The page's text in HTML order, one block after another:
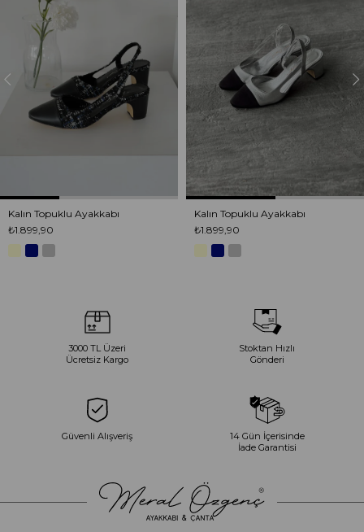
Kalın Topuklu Ayakkabı
₺1.899,90
Kalın Topuklu Ayakkabı
₺1.899,90
3000 TL Üzeri
Ücretsiz Kargo
Stoktan Hızlı
Gönderi
Güvenli Alışveriş
14 Gün İçerisinde
İade Garantisi